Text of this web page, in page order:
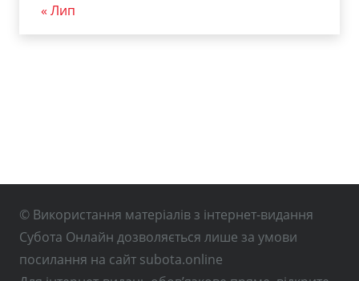
« Лип
© Використання матеріалів з інтернет-видання
Субота Онлайн дозволяється лише за умови
посилання на сайт subota.online